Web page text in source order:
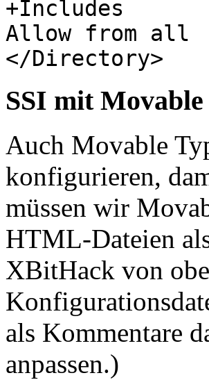
+Includes
Allow from all
</Directory>
SSI mit
Auch Movable
konfigurieren,
müssen wir
HTML-Dateien
XBitHack von
als Kommentare
anpassen.)